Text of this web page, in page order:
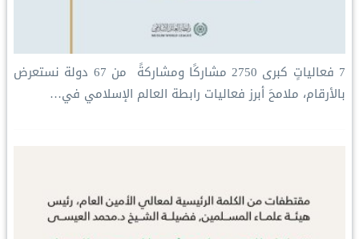
‏7 فعالياتٍ كبرى ‏2750 مشاركًا ومشاركةً ‏ من 67 دولة ‏نستعرض
بالأرقام، ملامحَ أبرز فعاليات ⁧‫رابطة العالم الإسلامي‬⁩ في…